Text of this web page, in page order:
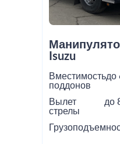
Isuzu
Вместимость
поддонов
до
Вылет
стрелы
до